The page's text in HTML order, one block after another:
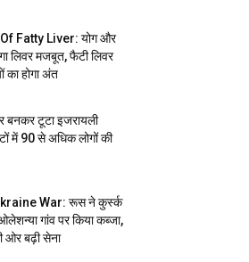
Fatty Liver: योग और
लिवर मजबूत, फैटी लिवर
का होगा अंत
बनकर टूटा इजरायली
में 90 से अधिक लोगों की
War: रूस ने कुर्स्क
गांव पर किया कब्जा,
ओर बढ़ी सेना